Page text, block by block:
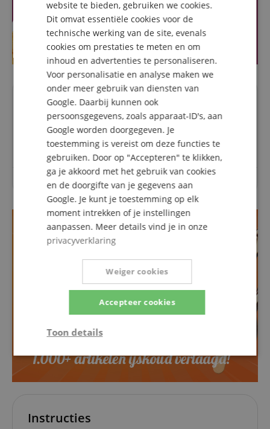
Vragen over dit artikel
Een vraag stellen
Over dit artikel zijn nog geen vragen gesteld.
Instructies
ITALIAN
SPANISH
website te bieden, gebruiken we cookies.
Dit omvat essentiële cookies voor de
technische werking van de site, evenals
cookies om prestaties te meten en om
inhoud en advertenties te personaliseren.
Voor personalisatie en analyse maken we
onder meer gebruik van diensten van
Google. Daarbij kunnen ook
persoonsgegevens, zoals apparaat-ID's, aan
Google worden doorgegeven. Je
toestemming is vereist om deze functies te
gebruiken. Door op "Accepteren" te klikken,
ga je akkoord met het gebruik van cookies
en de doorgifte van je gegevens aan
Google. Je kunt je toestemming op elk
moment intrekken of je instellingen
aanpassen. Meer details vind je in onze
privacyverklaring
Accepteer cookies
Weiger cookies
Toon details
Strikt
noodzakelijk
Prestatie Gericht op
Functionaliteit